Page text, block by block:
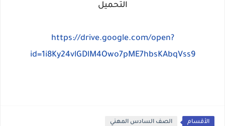
التحميل
https://drive.google.com/open?
id=1i8Ky24vlGDlM4Owo7pME7hbsKAbqVss9
الأقسام الصف السادس المهني